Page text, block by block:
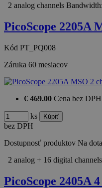
2 analog channels
PicoScope 2205A
Kód PT_PQ008
Záruka 60 mesiacov
€ 469.00 Cena bez DPH
ks
bez DPH
Dostupnosť produktov Na
2 analog + 16 digital
PicoScope 2405A